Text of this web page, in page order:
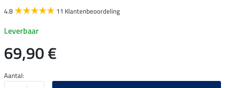
4.8 11 Klantenbeoordeling
Leverbaar
69,90 €
Aantal: